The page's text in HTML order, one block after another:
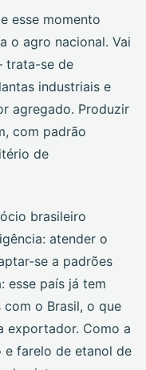
esse momento
o agro nacional. Vai
trata-se de
industriais e
agregado. Produzir
com padrão
de
brasileiro
atender o
se a padrões
esse país já tem
o Brasil, o que
exportador. Como a
e farelo de etanol de